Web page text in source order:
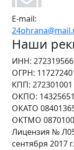
E-mail:
Наши
ИНН:
ОГРН:
КПП: 272301001
ОКПО: 14325651
ОКАТО
ОКТМО
Лицензия №
сентября 2017 г.